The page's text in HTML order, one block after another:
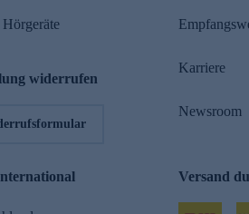
widerrufen
Karriere
Newsroom
Versand